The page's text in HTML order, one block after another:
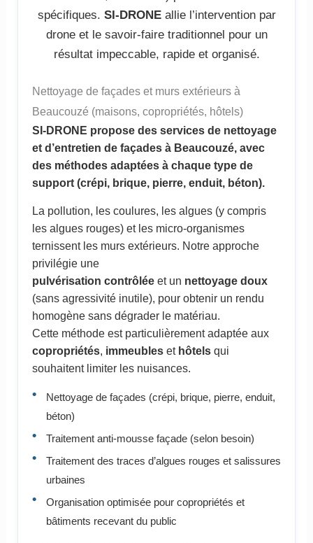
spécifiques. SI-DRONEallie l’intervention par
drone et le savoir-faire traditionnel pour un
résultat impeccable, rapide et organisé.
Nettoyage de façades et murs extérieurs à
Beaucouzé (maisons, copropriétés, hôtels)
SI-DRONE propose des services de nettoyage
et d’entretien de façades à Beaucouzé, avec
des méthodes adaptées à chaque type de
support (crépi, brique, pierre, enduit, béton).
La pollution, les coulures, les algues (y compris
les algues rouges) et les micro-organismes
ternissent les murs extérieurs. Notre approche
privilégie une
pulvérisation contrôléeet un nettoyage doux
(sans agressivité inutile), pour obtenir un rendu
homogène sans dégrader le matériau.
Cette méthode est particulièrement adaptée aux
copropriétés, immeubleset hôtelsqui
souhaitent limiter les nuisances.
Nettoyage de façades (crépi, brique, pierre, enduit,
béton)
Traitement anti-mousse façade (selon besoin)
Traitement des traces d’algues rouges et salissures
urbaines
Organisation optimisée pour copropriétés et
bâtiments recevant du public